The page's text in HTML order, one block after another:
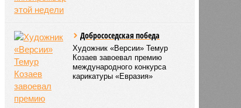
Добрососедская победа
Художник «Версии» Темур
Козаев завоевал премию
международного конкурса
карикатуры «Евразия»